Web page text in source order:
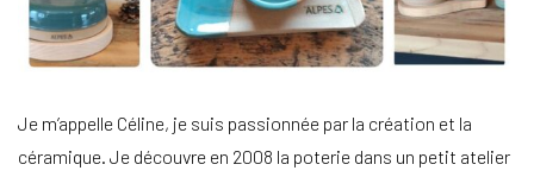
Je m’appelle Céline, je suis passionnée par la création et la
céramique. Je découvre en 2008 la poterie dans un petit atelier